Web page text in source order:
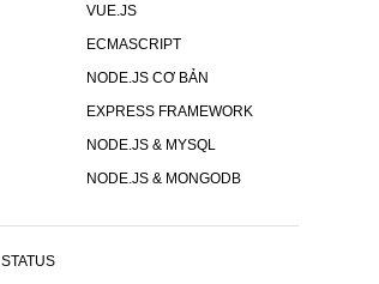
VUE.JS
ECMASCRIPT
NODE.JS CƠ BẢN
EXPRESS FRAMEWORK
NODE.JS & MYSQL
NODE.JS & MONGODB
STATUS